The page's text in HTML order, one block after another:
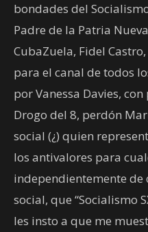
bondades del
Padre de la Patria
CubaZuela, Fidel
para el canal de todos
por Vanessa Davies,
Drogo del 8, perdón
social (¿) quien
los antivalores para
independientemente de
social, que “Socialismo
les insto a que me